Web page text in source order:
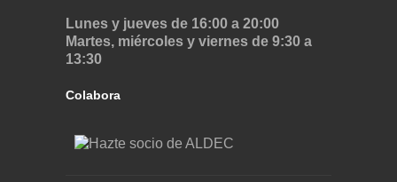
Lunes y jueves de 16:00 a 20:00
Martes, miércoles y viernes de 9:30 a
13:30
Colabora